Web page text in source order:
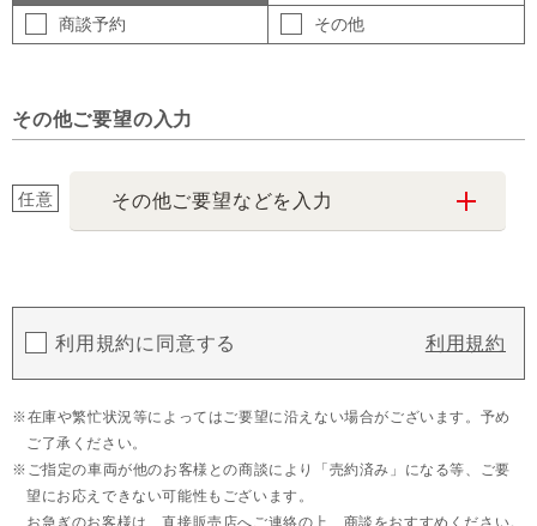
商談予約 その他
その他ご要望の入力
任意 その他ご要望などを入力
利用規約に同意する 利用規約
在庫や繁忙状況等によってはご要望に沿えない場合がございます。予め
ご了承ください。
ご指定の車両が他のお客様との商談により「売約済み」になる等、ご要
望にお応えできない可能性もございます。
お急ぎのお客様は、直接販売店へご連絡の上、商談をおすすめください。